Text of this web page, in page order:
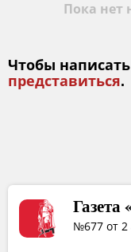
Пока нет
Чтобы
представиться.
Газета
№677 от 2